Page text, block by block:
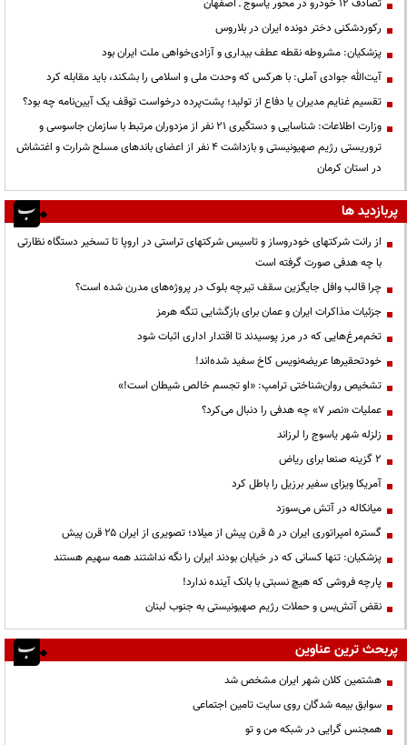
تصادف ۱۲ خودرو در محور یاسوج ـ اصفهان
رکوردشکنی دختر دونده ایران در بلاروس
پزشکیان: مشروطه نقطه عطف بیداری و آزادی‌خواهی ملت ایران بود
آیت‌الله جوادی آملی: با هرکس که وحدت ملی و اسلامی را بشکند، باید مقابله کرد
تقسیم غنایم مدیران یا دفاع از تولید؛ پشت‌پرده درخواست توقف یک آیین‌نامه چه بود؟
وزارت اطلاعات: شناسایی و دستگیری ۲۱ نفر از مزدوران مرتبط با سازمان جاسوسی و
تروریستی رژیم صهیونیستی و بازداشت ۴ نفر از اعضای باندهای مسلح شرارت و اغتشاش
در استان کرمان
پربازدید ها
از رانت‌ شرکتهای خودروساز و تاسیس شرکتهای تراستی در اروپا تا تسخیر دستگاه نظارتی
با چه هدفی صورت گرفته است
چرا قالب وافل جایگزین سقف تیرچه بلوک در پروژه‌های مدرن شده است؟
جزئیات مذاکرات ایران و عمان برای بازگشایی تنگه هرمز
تخم‌مرغ‌هایی که در مرز پوسیدند تا اقتدار اداری اثبات شود
خودتحقیرها عریضه‌نویس کاخ سفید شده‌اند!
تشخیص روان‌شناختی ترامپ: «او تجسم خالص شیطان است!»
عملیات «نصر ۷» چه هدفی را دنبال می‌کرد؟
زلزله شهر یاسوج را لرزاند
۲ گزینه صنعا برای ریاض
آمریکا ویزای سفیر برزیل را باطل کرد
میانکاله در آتش می‌سوزد
گستره امپراتوری ایران در ۵ قرن پیش از میلاد؛ تصویری از ایران ۲۵ قرن پیش
پزشکیان: تنها کسانی که در خیابان بودند ایران را نگه نداشتند همه سهیم هستند
پارچه فروشی که هیچ نسبتی با بانک آینده ندارد!
نقض آتش‌بس و حملات رژیم صهیونیستی به جنوب لبنان
پربحث ترین عناوین
هشتمین کلان شهر ایران مشخص شد
سوابق بیمه شدگان روی سایت تامین اجتماعی
همجنس گرایی در شبکه من و تو